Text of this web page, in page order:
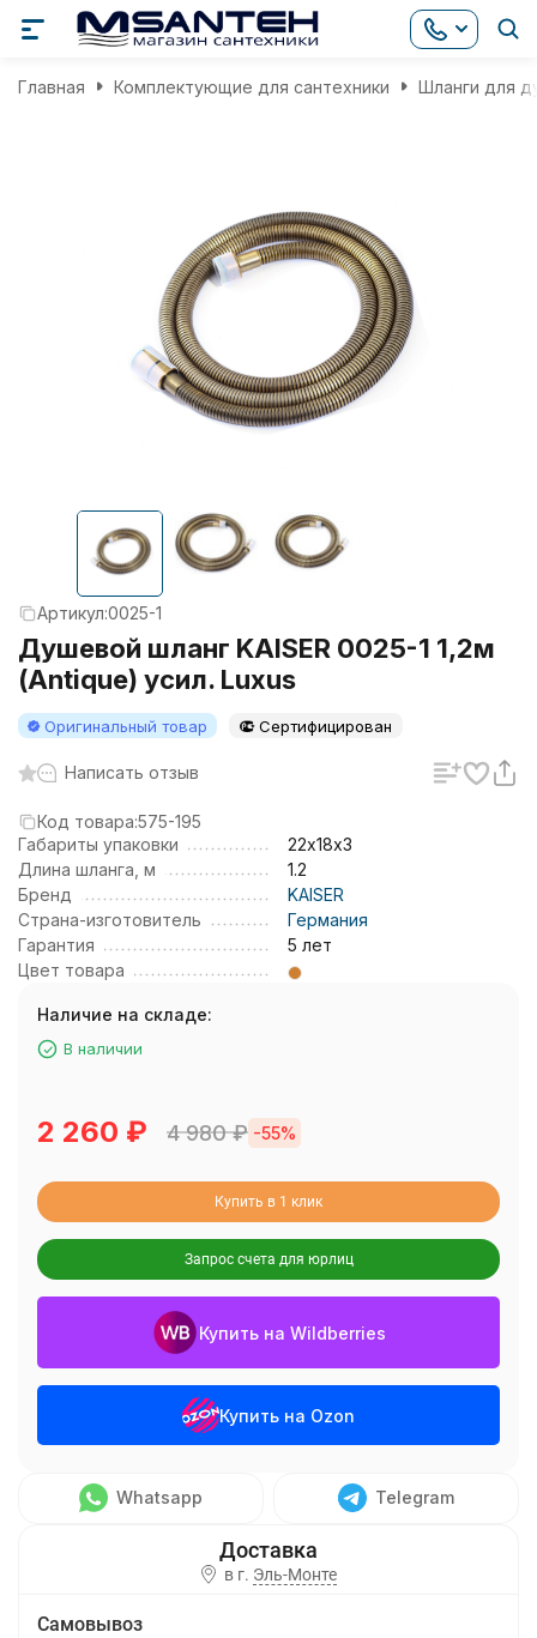
Главная Комплектующие для сантехники Шланги для
Артикул:0025-1
Душевой шланг KAISER 0025-1 1,2м
(Antique) усил. Luxus
Оригинальный товар Сертифицирован
Написать отзыв
Код товара:575-195
Габариты упаковки
22х18х3
Длина шланга, м
1.2
Бренд
KAISER
Страна-изготовитель
Германия
Гарантия
5 лет
Цвет товара
Наличие на складе:
В наличии
2 260 ₽ 4 980₽ -55%
Купить в 1 клик
Запрос счета для юрлиц
Купить на Wildberries
Купить на Ozon
Whatsapp Telegram
в г. Эль-Монте
Самовывоз